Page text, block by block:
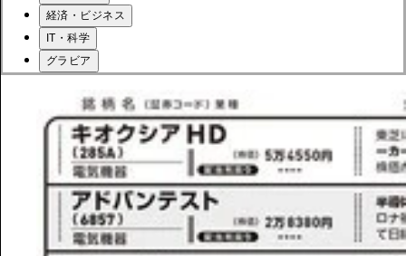
経済・ビジネス
IT・科学
グラビア